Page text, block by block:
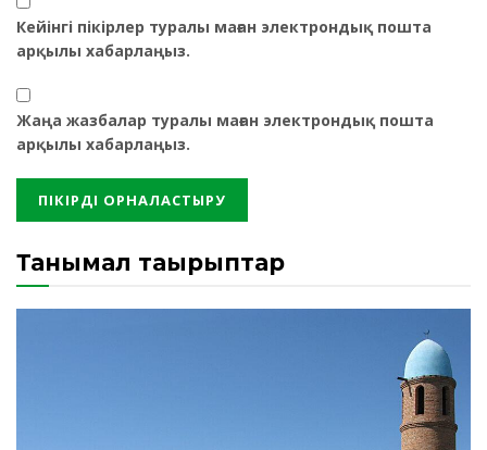
Кейінгі пікірлер туралы маған электрондық пошта
арқылы хабарлаңыз.
Жаңа жазбалар туралы маған электрондық пошта
арқылы хабарлаңыз.
Танымал тақырыптар